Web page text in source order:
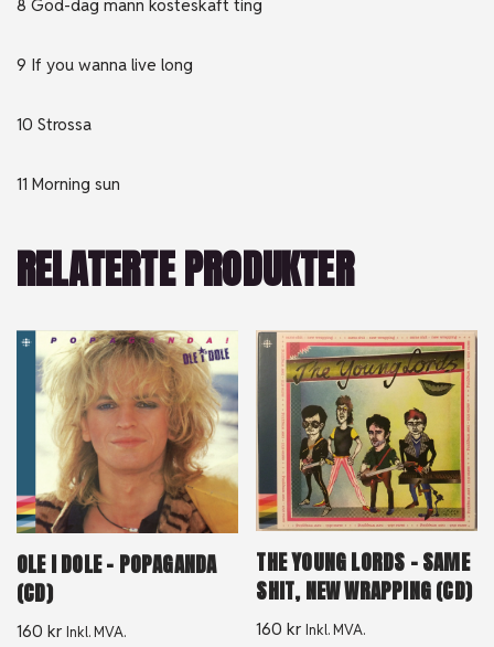
8 God-dag mann kosteskaft ting
9 If you wanna live long
10 Strossa
11 Morning sun
RELATERTE PRODUKTER
OLE I DOLE – POPAGANDA
(CD)
160 kr Inkl. MVA.
THE YOUNG LORDS – SAME
SHIT, NEW WRAPPING (CD)
160kr Inkl. MVA.